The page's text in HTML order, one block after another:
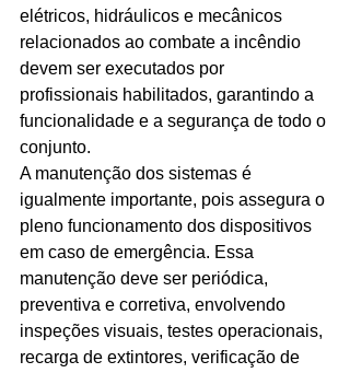
elétricos, hidráulicos e mecânicos
relacionados ao combate a incêndio
devem ser executados por
profissionais habilitados, garantindo a
funcionalidade e a segurança de todo o
conjunto.
A manutenção dos sistemas é
igualmente importante, pois assegura o
pleno funcionamento dos dispositivos
em caso de emergência. Essa
manutenção deve ser periódica,
preventiva e corretiva, envolvendo
inspeções visuais, testes operacionais,
recarga de extintores, verificação de